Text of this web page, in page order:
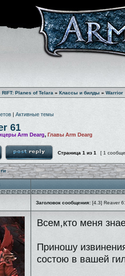
RIFT: Planes of Telara » Классы и билды » Warrior
| Активные темы
61
Arm Dearg, Главы Arm Dearg
Страница 1 из 1 [ 1
Заголовок сообщения: [4.3] Reaver
Всем,кто меня
Приношу
состою в вашей